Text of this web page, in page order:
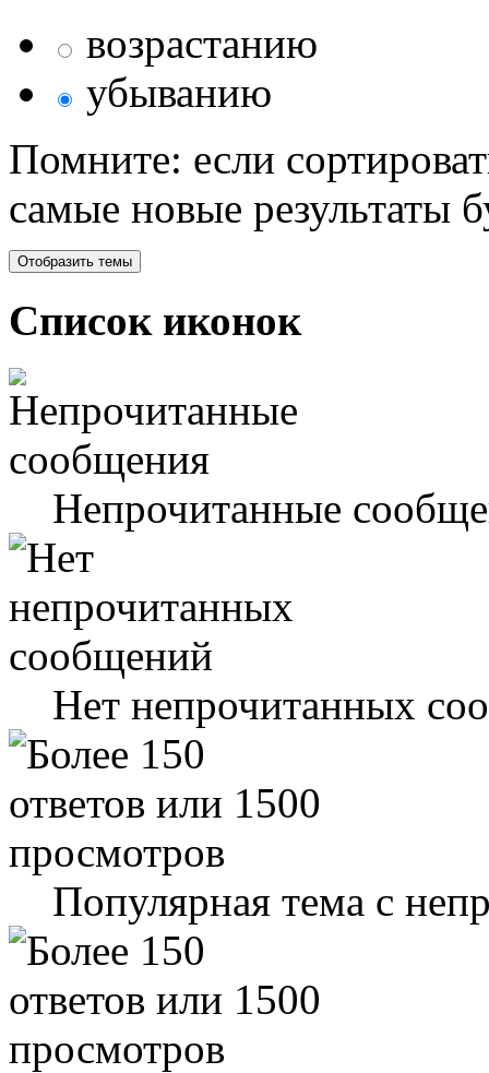
возрастанию
убыванию
Помните: если
самые новые результаты
Список иконок
Непрочитанные
Нет непрочитанных
Популярная тема с